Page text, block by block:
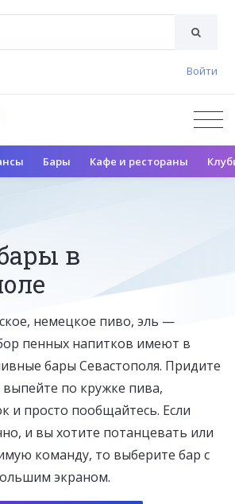
Войти
Бары Кафе и рестораны
в
немецкое пиво, эль —
пенных напитков имеют в
бары Севастополя. Придите
выпейте по кружке пива,
и просто пообщайтесь. Если
и вы хотите потанцевать или
команду, то выберите бар с
экраном.